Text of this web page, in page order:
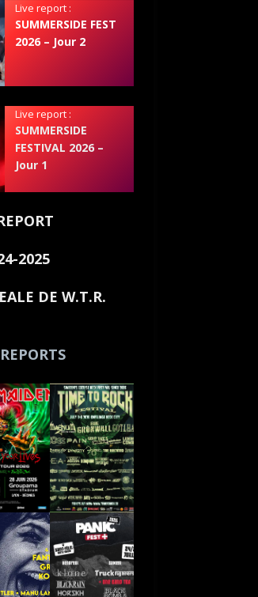
Live report :
SUMMERSIDE FEST
2026 – Jour 2
Live report :
SUMMERSIDE
FESTIVAL 2026 –
Jour 1
2025
DE W.T.R.